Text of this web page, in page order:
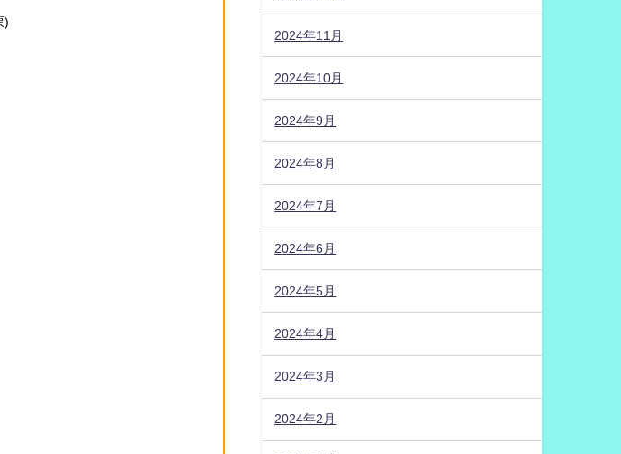
)
2024年11月
2024年10月
2024年9月
2024年8月
2024年7月
2024年6月
2024年5月
2024年4月
2024年3月
2024年2月